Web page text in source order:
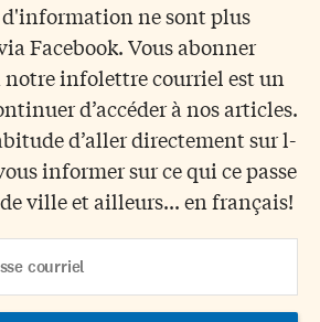
d'information ne sont plus
Facebook. Vous abonner
infolettre courriel est un
d’accéder à nos articles.
d’aller directement sur l-
informer sur ce qui ce passe
ville et ailleurs... en français!